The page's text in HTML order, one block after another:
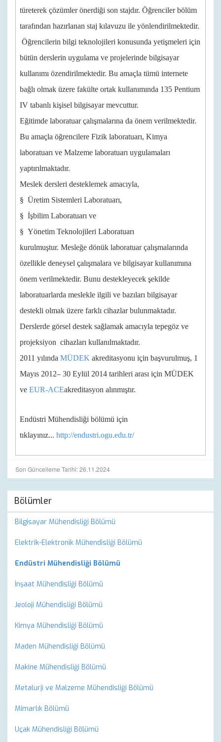
türeterek çözümler önerdiği son stajdır. Öğrenciler bölüm
tarafından hazırlanan staj kılavuzu ile yönlendirilmektedir.
Öğrencilerin bilgi teknolojileri konusunda yetişmeleri için
bütün derslerin uygulama ve projelerinde bilgisayar
kullanımı özendirilmektedir. Bu amaçla tümü internete
bağlı olmak üzere fakülte ortak kullanımında 135 Pentium
IV tabanlı kişisel bilgisayar mevcuttur.
Eğitimde laboratuar çalışmalarına da önem verilmektedir.
Bu amaçla öğrencilere Fizik laboratuarı, Kimya
laboratuarı ve Malzeme laboratuarı uygulamaları
yaptırılmaktadır.
Meslek dersleri desteklemek amacıyla,
§ Üretim Sistemleri Laboratuarı,
§ İşbilim Laboratuarı ve
§ Yönetim Teknolojileri Laboratuarı
kurulmuştur. Mesleğe dönük laboratuar çalışmalarında
özellikle deneysel çalışmalara ve bilgisayar kullanımına
önem verilmektedir. Bunu destekleyecek şekilde
laboratuarlarda meslekle ilgili ve bazıları bilgisayar
destekli olmak üzere farklı cihazlar bulunmaktadır.
Derslerde görsel destek sağlamak amacıyla tepegöz ve
projeksiyon cihazları kullanılmaktadır.
2011 yılında MÜDEK akreditasyonu için başvurulmuş, 1
Mayıs 2012– 30 Eylül 2014 tarihleri arası için MÜDEK
ve EUR-ACEakreditasyon alınmıştır.
Endüstri Mühendisliği bölümü için
tıklayınız... http://endustri.ogu.edu.tr/
Son Güncelleme Tarihi: 26.11.2024
Bölümler
Bilgisayar Mühendisliği Bölümü
Elektrik-Elektronik Mühendisliği Bölümü
Endüstri Mühendisliği Bölümü
İnşaat Mühendisliği Bölümü
Jeoloji Mühendisliği Bölümü
Kimya Mühendisliği Bölümü
Maden Mühendisliği Bölümü
Makine Mühendisliği Bölümü
Metalurji ve Malzeme Mühendisliği Bölümü
Mimarlık Bölümü
Uçak Mühendisliği Bölümü